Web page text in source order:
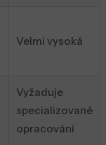
Velmi vysoká
Vyžaduje
specializované
opracování